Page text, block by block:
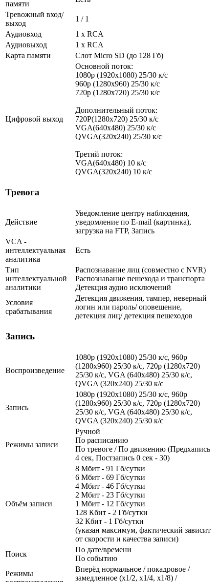
памяти
Тревожный вход/
выход
1 / 1
Аудиовход
1 х RCA
Аудиовыход
1 х RCA
Карта памяти
Слот Micro SD (до 128 Гб)
Цифровой выход
Основной поток:
1080p (1920x1080) 25/30 к/с
960p (1280х960) 25/30 к/с
720p (1280х720) 25/30 к/с
Дополнительный поток:
720P(1280x720) 25/30 к/с
VGA(640x480) 25/30 к/с
QVGA(320x240) 25/30 к/с
Третий поток:
VGA(640x480) 10 к/c
QVGA(320x240) 10 к/c
Тревога
Действие
Уведомление центру наблюдения,
уведомление по E-mail (картинка),
загрузка на FTP, Запись
VCA -
интеллектуальная
аналитика
Есть
Тип
интеллектуальной
аналитики
Распознавание лиц (совместно с NVR)
Распознавание пешехода и транспорта
Детекция аудио исключений
Условия
срабатывания
Детекция движения, тампер, неверный
логин или пароль/ оповещение,
детекция лиц/ детекция пешеходов
Запись
Воспроизведение
1080p (1920x1080) 25/30 к/с, 960p
(1280х960) 25/30 к/с, 720p (1280х720)
25/30 к/с, VGA (640x480) 25/30 к/c,
QVGA (320x240) 25/30 к/c
Запись
1080p (1920x1080) 25/30 к/с, 960p
(1280х960) 25/30 к/с, 720p (1280х720)
25/30 к/с, VGA (640x480) 25/30 к/c,
QVGA (320x240) 25/30 к/c
Режимы записи
Ручной
По расписанию
По тревоге / По движению (Предхапись
4 сек, Постзапись 0 сек - 30)
Объём записи
8 Мбит - 91 Гб/сутки
6 Мбит - 69 Гб/сутки
4 Мбит - 46 Гб/сутки
2 Мбит - 23 Гб/сутки
1 Мбит - 12 Гб/сутки
128 Кбит - 2 Гб/сутки
32 Кбит - 1 Гб/сутки
(указан максимум, фактический зависит
от скорости и качества записи)
Поиск
По дате/времени
По событию
Режимы
Вперёд нормальное / покадровое /
замедленное (х1/2, х1/4, x1/8) /